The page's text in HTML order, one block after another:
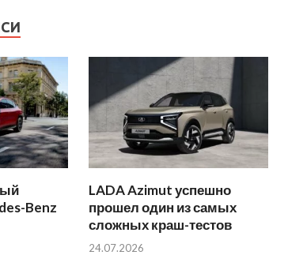
Benz
LADA Azimut успешно
прошел один из самых
сложных краш-тестов
24.07.2026